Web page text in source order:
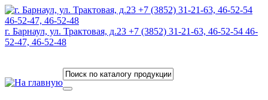
г. Барнаул, ул. Трактовая, д.23 +7 (3852) 31-21-63, 46-52-54 46-
52-47, 46-52-48